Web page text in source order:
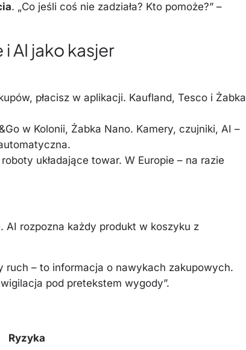
. „Co jeśli coś nie zadziała? Kto pomoże?” –
AI jako kasjer
płacisz w aplikacji. Kaufland, Tesco i Żabka
w Kolonii, Żabka Nano. Kamery, czujniki, AI –
układające towar. W Europie – na razie
AI rozpozna każdy produkt w koszyku z
ruch – to informacja o nawykach zakupowych.
pod pretekstem wygody”.
Ryzyka